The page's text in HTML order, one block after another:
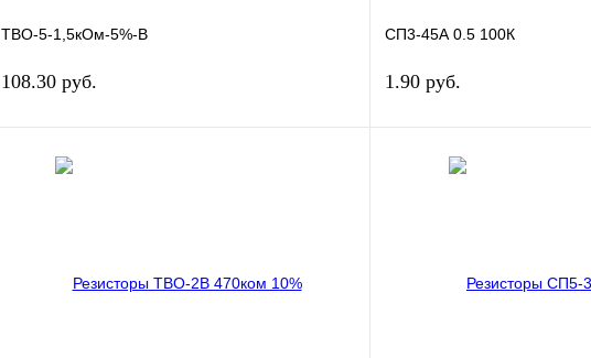
ТВО-5-1,5кОм-5%-В
108.30 руб.
наличии
СП3-45А 0.5 100К
1.90 руб.